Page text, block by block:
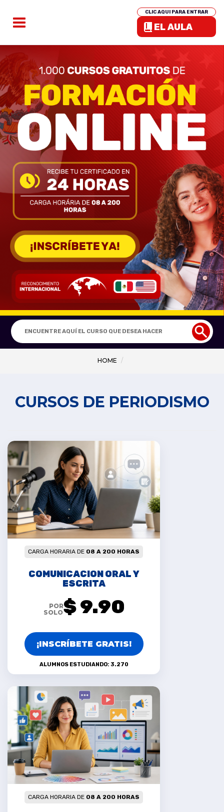
CLIC AQUI PARA ENTRAR
EL AULA
¡inscríbete
ya!
Buscar
curso
HOME
CURSOS DE PERIODISMO
CARGA HORARIA DE 08 A 200 HORAS
COMUNICACION ORAL Y
ESCRITA
POR
SOLO$ 9.90
¡INSCRÍBETE GRATIS!
ALUMNOS ESTUDIANDO: 3.270
CARGA HORARIA DE 08 A 200 HORAS